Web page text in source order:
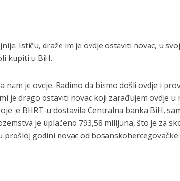
Ističu, draže im je ovdje ostaviti novac, u
kupiti u BiH.
je ovdje. Radimo da bismo došli ovdje i
je drago ostaviti novac koji zarađujem ovdje u
je BHRT-u dostavila Centralna banka BiH,
je uplaćeno 793,58 milijuna, što je za
godini novac od bosanskohercegovačke